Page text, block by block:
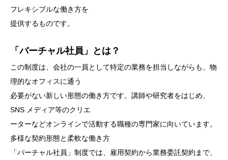
フレキシブルな働き方を
提供するものです。
「バーチャル社員」とは？
この制度は、会社の一員として特定の業務を担当しながらも、物
理的なオフィスに通う
必要がない新しい形態の働き方です。講師や研究者をはじめ、
SNS メディア等のクリエ
ーターなどオンラインで活動する職種の専門家に向いています。
多様な契約形態と柔軟な働き方
「バーチャル社員」制度では、雇用契約から業務委託契約まで、